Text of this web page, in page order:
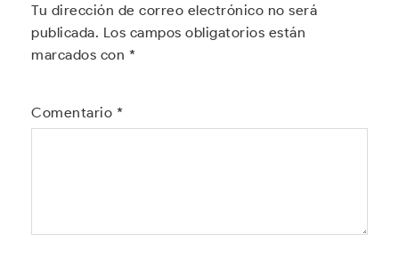
Tu dirección de correo electrónico no será
publicada. Los campos obligatorios están
marcados con *
Comentario *